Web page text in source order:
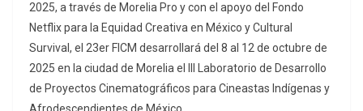
2025, a través de Morelia Pro y con el apoyo del Fondo
Netflix para la Equidad Creativa en México y Cultural
Survival, el 23er FICM desarrollará del 8 al 12 de octubre de
2025 en la ciudad de Morelia el III Laboratorio de Desarrollo
de Proyectos Cinematográficos para Cineastas Indígenas y